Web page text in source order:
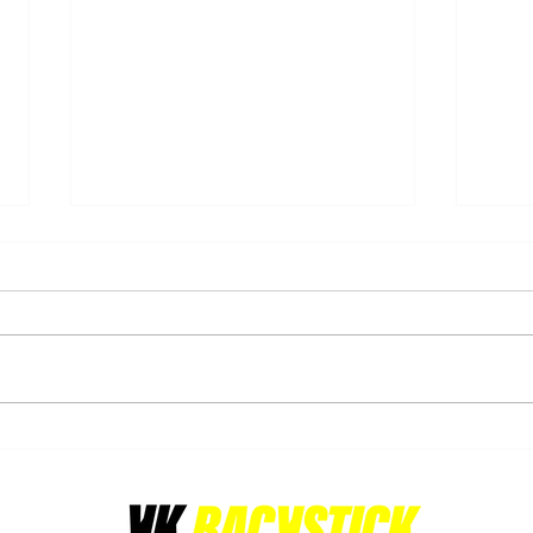
championne!
LFH 1 - A. En tête du classement,
pour